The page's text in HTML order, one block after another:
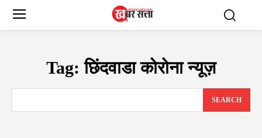
Tag:छिंदवाडा कोरोना न्यूज़
SEARCH